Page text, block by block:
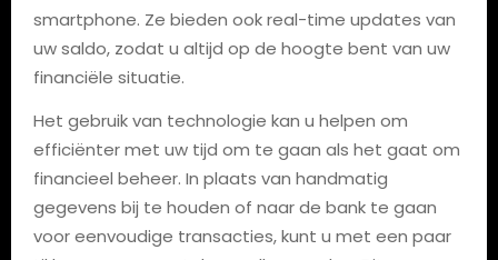
smartphone. Ze bieden ook real-time updates van
uw saldo, zodat u altijd op de hoogte bent van uw
financiële situatie.
Het gebruik van technologie kan u helpen om
efficiënter met uw tijd om te gaan als het gaat om
financieel beheer. In plaats van handmatig
gegevens bij te houden of naar de bank te gaan
voor eenvoudige transacties, kunt u met een paar